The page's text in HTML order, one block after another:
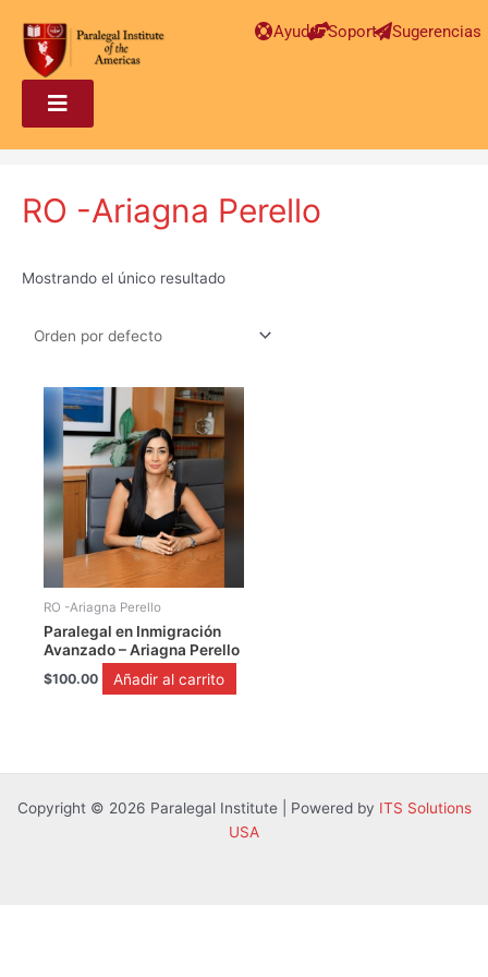
Ayuda Soporte Sugerencias
RO -Ariagna Perello
Mostrando el único resultado
RO -Ariagna Perello
Paralegal en Inmigración
Avanzado – Ariagna Perello
$100.00 Añadir al carrito
Copyright © 2026 Paralegal Institute | Powered by ITS Solutions
USA